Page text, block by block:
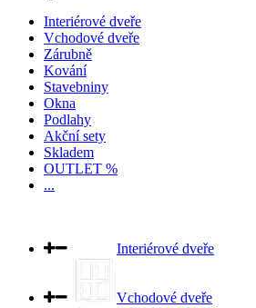
Interiérové dveře
Vchodové dveře
Zárubně
Kování
Stavebniny
Okna
Podlahy
Akční sety
Skladem
OUTLET %
...
Interiérové dveře
Vchodové dveře